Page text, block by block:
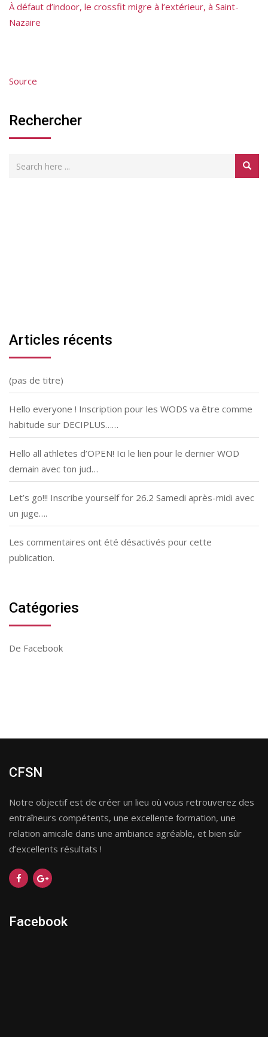
À défaut d’indoor, le crossfit migre à l’extérieur, à Saint-
Nazaire
Source
Rechercher
Articles récents
(pas de titre)
Hello everyone ! Inscription pour les WODS va être comme
habitude sur DECIPLUS……
Hello all athletes d’OPEN! Ici le lien pour le dernier WOD
demain avec ton jud…
Let’s go!!! Inscribe yourself for 26.2 Samedi après-midi avec
un juge….
Les commentaires ont été désactivés pour cette
publication.
Catégories
De Facebook
CFSN
Notre objectif est de créer un lieu où vous retrouverez des
entraîneurs compétents, une excellente formation, une
relation amicale dans une ambiance agréable, et bien sûr
d’excellents résultats !
Facebook